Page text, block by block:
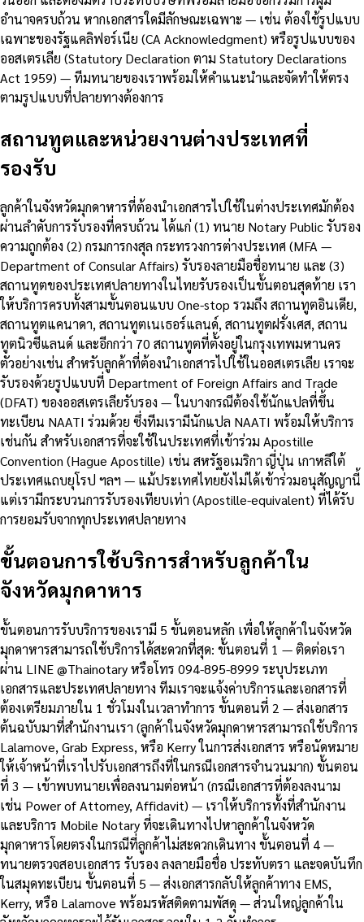
อำนาจครบถ้วน หากเอกสารใดมีลักษณะเฉพาะ — เช่น ต้องใช้รูปแบบ
เฉพาะของรัฐแคลิฟอร์เนีย (CA Acknowledgment) หรือรูปแบบของ
ออสเตรเลีย (Statutory Declaration ตาม Statutory Declarations
Act 1959) — ทีมทนายของเราพร้อมให้คำแนะนำและจัดทำให้ตรง
ตามรูปแบบที่ปลายทางต้องการ
สถานทูตและหน่วยงานต่างประเทศที่
รองรับ
ลูกค้าในจังหวัดมุกดาหารที่ต้องนำเอกสารไปใช้ในต่างประเทศมักต้อง
ผ่านลำดับการรับรองที่ครบถ้วน ได้แก่ (1) ทนาย Notary Public รับรอง
ความถูกต้อง (2) กรมการกงสุล กระทรวงการต่างประเทศ (MFA —
Department of Consular Affairs) รับรองลายมือชื่อทนาย และ (3)
สถานทูตของประเทศปลายทางในไทยรับรองเป็นขั้นตอนสุดท้าย เรา
ให้บริการครบทั้งสามขั้นตอนแบบ One-stop รวมถึง สถานทูตอินเดีย,
สถานทูตแคนาดา, สถานทูตเนเธอร์แลนด์, สถานทูตฝรั่งเศส, สถาน
ทูตนิวซีแลนด์ และอีกกว่า 70 สถานทูตที่ตั้งอยู่ในกรุงเทพมหานคร
ตัวอย่างเช่น สำหรับลูกค้าที่ต้องนำเอกสารไปใช้ในออสเตรเลีย เราจะ
รับรองด้วยรูปแบบที่ Department of Foreign Affairs and Trade
(DFAT) ของออสเตรเลียรับรอง — ในบางกรณีต้องใช้นักแปลที่ขึ้น
ทะเบียน NAATI ร่วมด้วย ซึ่งทีมเรามีนักแปล NAATI พร้อมให้บริการ
เช่นกัน สำหรับเอกสารที่จะใช้ในประเทศที่เข้าร่วม Apostille
Convention (Hague Apostille) เช่น สหรัฐอเมริกา ญี่ปุ่น เกาหลีใต้
ประเทศแถบยุโรป ฯลฯ — แม้ประเทศไทยยังไม่ได้เข้าร่วมอนุสัญญานี้
แต่เรามีกระบวนการรับรองเทียบเท่า (Apostille-equivalent) ที่ได้รับ
การยอมรับจากทุกประเทศปลายทาง
ขั้นตอนการใช้บริการสำหรับลูกค้าใน
จังหวัดมุกดาหาร
ขั้นตอนการรับบริการของเรามี 5 ขั้นตอนหลัก เพื่อให้ลูกค้าในจังหวัด
มุกดาหารสามารถใช้บริการได้สะดวกที่สุด: ขั้นตอนที่ 1 — ติดต่อเรา
ผ่าน LINE @Thainotary หรือโทร 094-895-8999 ระบุประเภท
เอกสารและประเทศปลายทาง ทีมเราจะแจ้งค่าบริการและเอกสารที่
ต้องเตรียมภายใน 1 ชั่วโมงในเวลาทำการ ขั้นตอนที่ 2 — ส่งเอกสาร
ต้นฉบับมาที่สำนักงานเรา (ลูกค้าในจังหวัดมุกดาหารสามารถใช้บริการ
Lalamove, Grab Express, หรือ Kerry ในการส่งเอกสาร หรือนัดหมาย
ให้เจ้าหน้าที่เราไปรับเอกสารถึงที่ในกรณีเอกสารจำนวนมาก) ขั้นตอน
ที่ 3 — เข้าพบทนายเพื่อลงนามต่อหน้า (กรณีเอกสารที่ต้องลงนาม
เช่น Power of Attorney, Affidavit) — เราให้บริการทั้งที่สำนักงาน
และบริการ Mobile Notary ที่จะเดินทางไปหาลูกค้าในจังหวัด
มุกดาหารโดยตรงในกรณีที่ลูกค้าไม่สะดวกเดินทาง ขั้นตอนที่ 4 —
ทนายตรวจสอบเอกสาร รับรอง ลงลายมือชื่อ ประทับตรา และจดบันทึก
ในสมุดทะเบียน ขั้นตอนที่ 5 — ส่งเอกสารกลับให้ลูกค้าทาง EMS,
Kerry, หรือ Lalamove พร้อมรหัสติดตามพัสดุ — ส่วนใหญ่ลูกค้าใน